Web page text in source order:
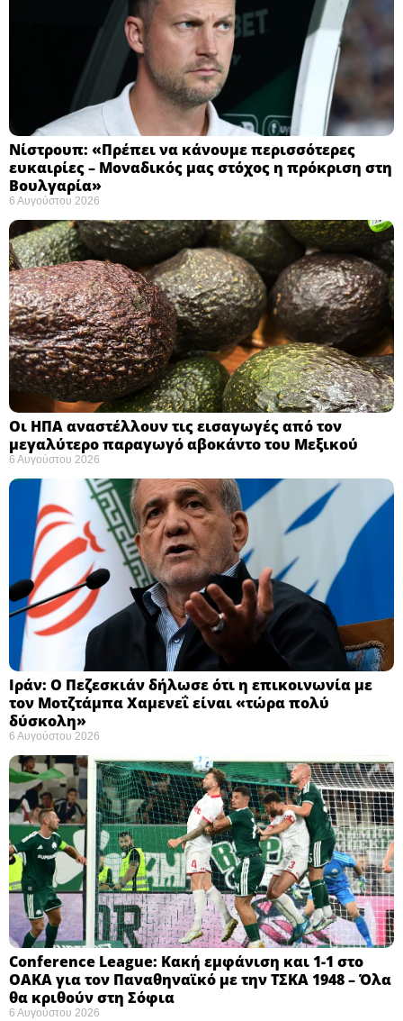
Νίστρουπ: «Πρέπει να κάνουμε περισσότερες
ευκαιρίες – Μοναδικός μας στόχος η πρόκριση στη
Βουλγαρία» ​
6 Αυγούστου 2026
Οι ΗΠΑ αναστέλλουν τις εισαγωγές από τον
μεγαλύτερο παραγωγό αβοκάντο του Μεξικού ​
6 Αυγούστου 2026
Ιράν: Ο Πεζεσκιάν δήλωσε ότι η επικοινωνία με
τον Μοτζτάμπα Χαμενεΐ είναι «τώρα πολύ
δύσκολη» ​
6 Αυγούστου 2026
Conference League: Κακή εμφάνιση και 1-1 στο
ΟΑΚΑ για τον Παναθηναϊκό με την ΤΣΚΑ 1948 – Όλα
θα κριθούν στη Σόφια ​
6 Αυγούστου 2026